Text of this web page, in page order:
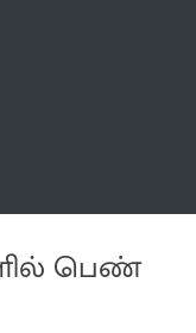
பெண்